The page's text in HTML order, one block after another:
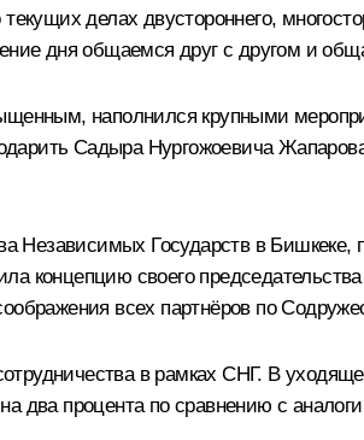
делах двустороннего,
дня общаемся друг с другом и
наполнился крупными
Садыра Нургожоевича
Независимых Государств в Бишкеке,
концепцию своего
всех партнёров по
в рамках СНГ. В
два процента по сравнению с